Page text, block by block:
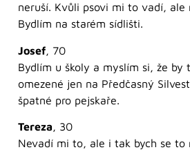
neruší. Kvůli psovi mi to vadí, ale
Bydlím na starém sídlišti.
Josef , 70
Bydlím u školy a myslím si, že by
omezené jen na Předčasný
špatné pro pejskaře.
Tereza, 30
Nevadí mi to, ale i tak bych se to